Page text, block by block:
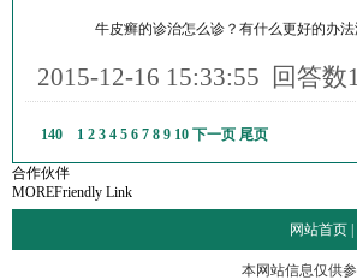
牛皮癣的诊治怎么诊？有什么更好的办法
2015-12-16 15:33:55 回答数1
140 1 2 3 4 5 6 7 8 9 10 下一页 尾页
合作伙伴
MOREFriendly Link
网站首页
本网站信息仅供